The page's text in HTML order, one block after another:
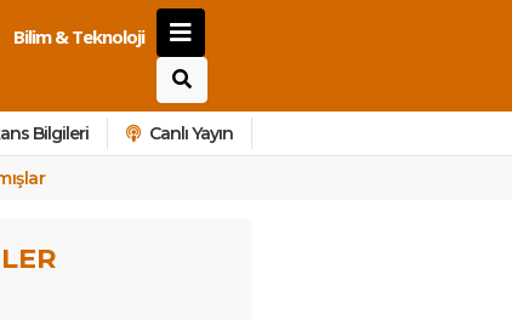
Bilim & Teknoloji
Bilgileri Canlı Yayın